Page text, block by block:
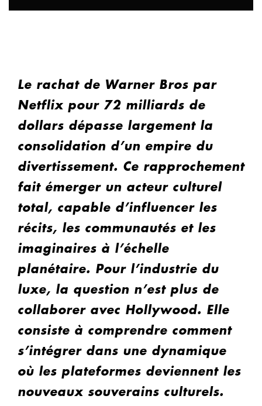
Le rachat de Warner Bros par
Netflix pour 72 milliards de
dollars dépasse largement la
consolidation d’un empire du
divertissement. Ce rapprochement
fait émerger un acteur culturel
total, capable d’influencer les
récits, les communautés et les
imaginaires à l’échelle
planétaire. Pour l’industrie du
luxe, la question n’est plus de
collaborer avec Hollywood. Elle
consiste à comprendre comment
s’intégrer dans une dynamique
où les plateformes deviennent les
nouveaux souverains culturels.